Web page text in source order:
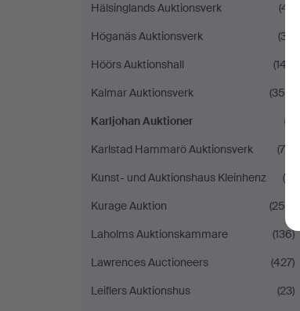
Hälsinglands Auktionsverk
(41)
Höganäs Auktionsverk
(37)
Höörs Auktionshall
(147)
Kalmar Auktionsverk
(356)
Karljohan Auktioner
(1)
Karlstad Hammarö Auktionsverk
(70)
Kunst- und Auktionshaus Kleinhenz
(4)
Kurage Auktion
(254)
Laholms Auktionskammare
(136)
Lawrences Auctioneers
(427)
Leiflers Auktionshus
(23)